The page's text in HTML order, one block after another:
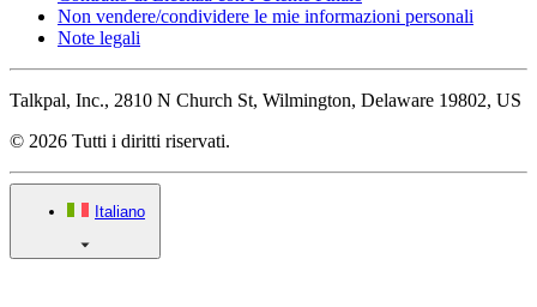
Non vendere/condividere le mie informazioni personali
Note legali
Talkpal, Inc., 2810 N Church St, Wilmington, Delaware 19802, US
© 2026 Tutti i diritti riservati.
Italiano